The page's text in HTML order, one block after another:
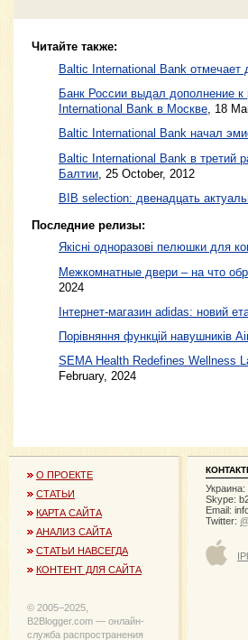
Читайте также:
Baltic International Bank отмечает
Банк России выдал дополнение
International Bank в Москве, 18
Baltic International Bank начал
Baltic International Bank в третий
Балтии 25 October, 2012
BIB selection: двенадцать
Последние релизы:
Якісні одноразові пелюшки для
Межкомнатные двери – на что
2024
Інтернет-магазин adidas: новий
Порівняння функцій навушників
SEMA Health Redefines Wellness
February, 2024
О ПРОЕКТЕ
СТАТЬИ
КАРТА САЙТА
АНАЛИЗ САЙТА
СТАТЬИ НАВСЕГДА
КОНТЕНТ ДЛЯ САЙТА
© 2005−2025,
B2Blogger.com — онлайн-
служба распространения
Skype:
Email:
Twitter: